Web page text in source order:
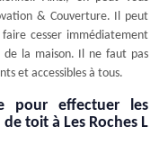
& Couverture. Il peut
cesser immédiatement
la maison. Il ne faut pas
et accessibles à tous.
pour effectuer les
toit à Les Roches L